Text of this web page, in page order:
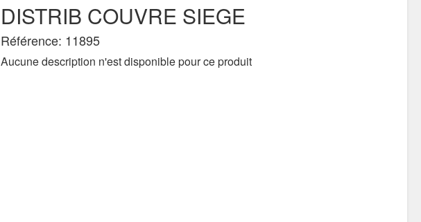
DISTRIB COUVRE SIEGE
Référence: 11895
Aucune description n'est disponible pour ce produit